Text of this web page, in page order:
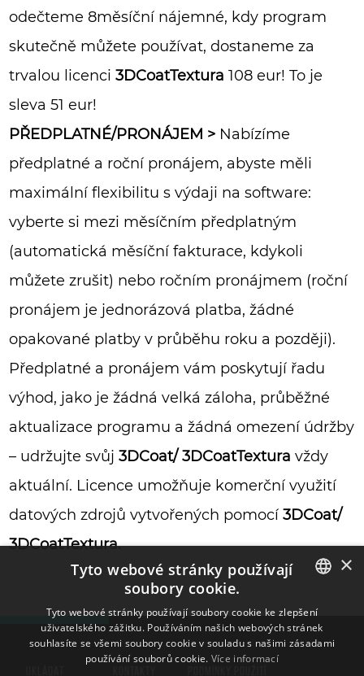
odečteme 8měsíční nájemné, kdy program
skutečně můžete používat, dostaneme za
trvalou licenci3DCoatTextura 108 eur! To je
sleva 51 eur!
PŘEDPLATNÉ/PRONÁJEM > Nabízíme
předplatné a roční pronájem, abyste měli
maximální flexibilitu s výdaji na software:
vyberte si mezi měsíčním předplatným
(automatická měsíční fakturace, kdykoli
můžete zrušit) nebo ročním pronájmem (roční
pronájem je jednorázová platba, žádné
opakované platby v průběhu roku a později).
Předplatné a pronájem vám poskytují řadu
výhod, jako je žádná velká záloha, průběžné
aktualizace programu a žádná omezení údržby
– udržujte svůj3DCoat/ 3DCoatTextura vždy
aktuální. Licence umožňuje komerční využití
datových zdrojů vytvořených pomocí3DCoat/
3DCoatTextura.
ENGLISH
×
Tyto webové stránky používají
soubory cookie.
Tyto webové stránky používají soubory cookie ke zlepšení
uživatelského zážitku. Používáním našich webových stránek
souhlasíte se všemi soubory cookie v souladu s našimi zásadami
používání souborů cookie. Více informací